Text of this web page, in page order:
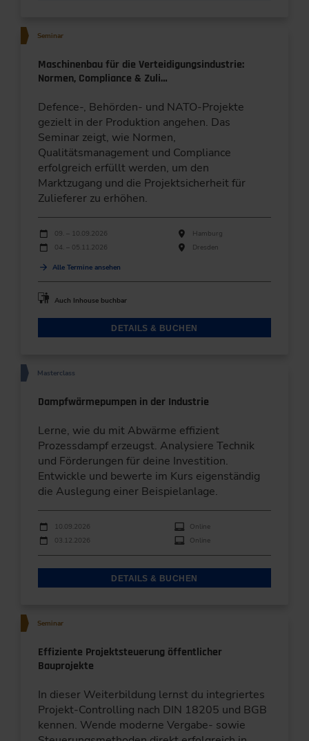
Seminar
Maschinenbau für die Verteidigungsindustrie:
Normen, Compliance & Zuli…
Defence-, Behörden- und NATO-Projekte
gezielt in der Produktion angehen. Das
Seminar zeigt, wie Normen,
Qualitätsmanagement und Compliance
erfolgreich erfüllt werden, um den
Marktzugang und die Projektsicherheit für
Zulieferer zu erhöhen.
Durchführungen
Veranstaltungsdatum
09. – 10.09.2026
Hamburg
04. – 05.11.2026
Dresden
Alle Termine ansehen
Auch Inhouse buchbar
DETAILS & BUCHEN
Masterclass
Dampfwärmepumpen in der Industrie
Lerne, wie du mit Abwärme effizient
Prozessdampf erzeugst. Analysiere Technik
und Förderungen für deine Investition.
Entwickle und bewerte im Kurs eigenständig
die Auslegung einer Beispielanlage.
Durchführungen
Veranstaltungsdatum
10.09.2026
Online
03.12.2026
Online
DETAILS & BUCHEN
Seminar
Effiziente Projektsteuerung öffentlicher
Bauprojekte
In dieser Weiterbildung lernst du integriertes
Projekt-Controlling nach DIN 18205 und BGB
kennen. Wende moderne Vergabe- sowie